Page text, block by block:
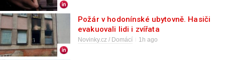
Požár v hodonínské ubytovně. Hasiči
evakuovali lidi i zvířata
Novinky.cz / Domácí 1h ago